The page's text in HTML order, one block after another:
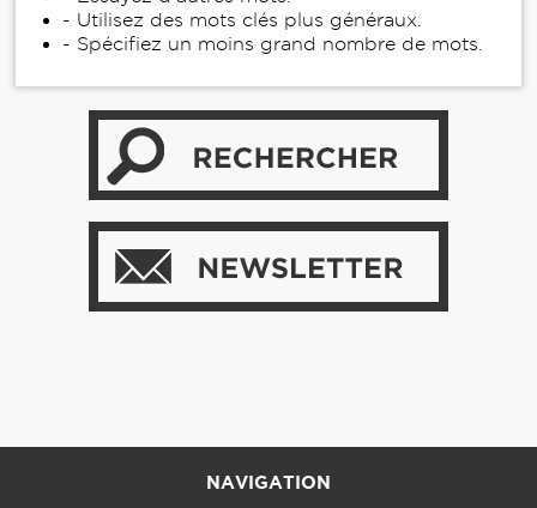
- Utilisez des mots clés plus généraux.
- Spécifiez un moins grand nombre de mots.
NAVIGATION